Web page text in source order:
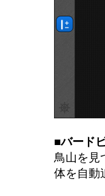
■バード
鳥山を
体を自動